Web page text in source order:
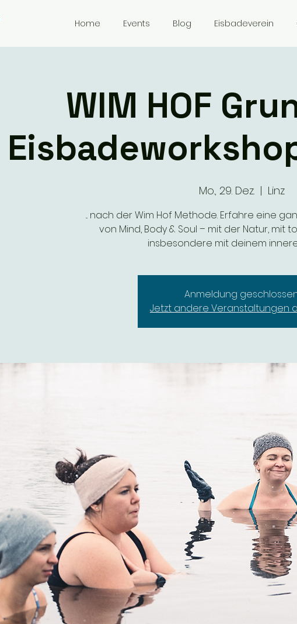
Home Events Blog Eisbadeverein
WIM HOF
Mo., 29. Dez.
  |
Linz
... nach der Wim Hof Methode. Erfahre eine
von Mind, Body & Soul – mit der Natur, mit
insbesondere mit deinem
Anmeldung
Jetzt andere Veranstaltungen